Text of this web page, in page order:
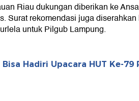
Riau dukungan diberikan ke
Surat rekomendasi juga diserahkan
untuk Pilgub Lampung.
Bisa Hadiri Upacara HUT Ke-79